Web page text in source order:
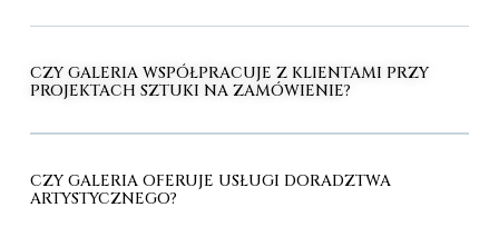
CZY GALERIA WSPÓŁPRACUJE Z KLIENTAMI PRZY
PROJEKTACH SZTUKI NA ZAMÓWIENIE?
CZY GALERIA OFERUJE USŁUGI DORADZTWA
ARTYSTYCZNEGO?